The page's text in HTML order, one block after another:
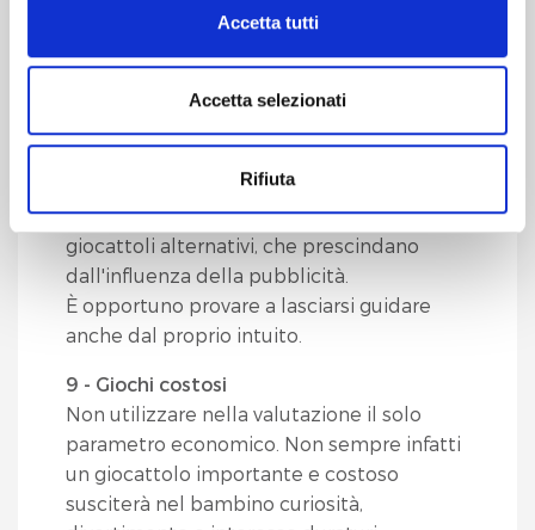
scelta sui cookie cliccando suwidget
basso a destra.
Chiudendo questo banner o utilizzando il pulsante
Rifiuta tutto", invece, verranno utilizzati i soli cookie
tecnici.
Accetta tutti
Accetta selezionati
Rifiuta
capacità e la voglia di giocare con altri
fino a divenire, con il tempo, socializzato.
Non scegliere necessariamente fra i giochi
proposti dalla moda del momento.
Possiamo proporre ai bimbi anche
giocattoli alternativi, che prescindano
dall'influenza della pubblicità.
È opportuno provare a lasciarsi guidare
anche dal proprio intuito.
9 - Giochi costosi
Non utilizzare nella valutazione il solo
parametro economico. Non sempre infatti
un giocattolo importante e costoso
susciterà nel bambino curiosità,